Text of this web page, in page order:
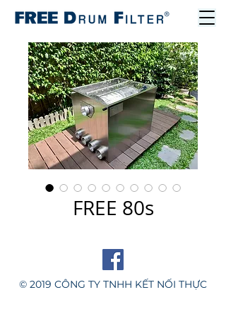
FREE 80s
© 2019 CÔNG TY TNHH KẾT NỐI THỰC